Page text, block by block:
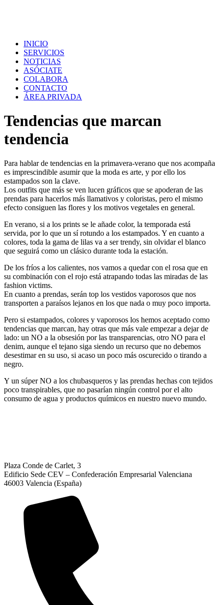
INICIO
SERVICIOS
NOTICIAS
ASÓCIATE
COLABORA
CONTACTO
ÁREA PRIVADA
Tendencias que marcan
tendencia
Para hablar de tendencias en la primavera-verano que nos acompaña
es imprescindible asumir que la moda es arte, y por ello los
estampados son la clave.
Los outfits que más se ven lucen gráficos que se apoderan de las
prendas para hacerlos más llamativos y coloristas, pero el mismo
efecto consiguen las flores y los motivos vegetales en general.
En verano, si a los prints se le añade color, la temporada está
servida, por lo que un sí rotundo a los estampados. Y en cuanto a
colores, toda la gama de lilas va a ser trendy, sin olvidar el blanco
que seguirá como un clásico durante toda la estación.
De los fríos a los calientes, nos vamos a quedar con el rosa que en
su combinación con el rojo está atrapando todas las miradas de las
fashion victims.
En cuanto a prendas, serán top los vestidos vaporosos que nos
transporten a paraísos lejanos en los que nada o muy poco importa.
Pero si estampados, colores y vaporosos los hemos aceptado como
tendencias que marcan, hay otras que más vale empezar a dejar de
lado: un NO a la obsesión por las transparencias, otro NO para el
denim, aunque el tejano siga siendo un recurso que no debemos
desestimar en su uso, si acaso un poco más oscurecido o tirando a
negro.
Y un súper NO a los chubasqueros y las prendas hechas con tejidos
poco transpirables, que no pasarían ningún control por el alto
consumo de agua y productos químicos en nuestro nuevo mundo.
Plaza Conde de Carlet, 3
Edificio Sede CEV – Confederación Empresarial Valenciana
46003 Valencia (España)